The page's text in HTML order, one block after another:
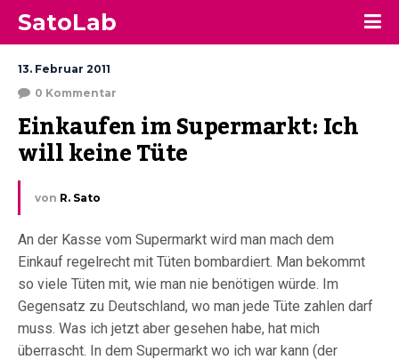
SatoLab
13. Februar 2011
0 Kommentar
Einkaufen im Supermarkt: Ich
will keine Tüte
von R. Sato
An der Kasse vom Supermarkt wird man mach dem
Einkauf regelrecht mit Tüten bombardiert. Man bekommt
so viele Tüten mit, wie man nie benötigen würde. Im
Gegensatz zu Deutschland, wo man jede Tüte zahlen darf
muss. Was ich jetzt aber gesehen habe, hat mich
überrascht. In dem Supermarkt wo ich war kann (der